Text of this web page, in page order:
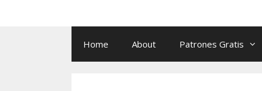
Home About Patrones Gratis